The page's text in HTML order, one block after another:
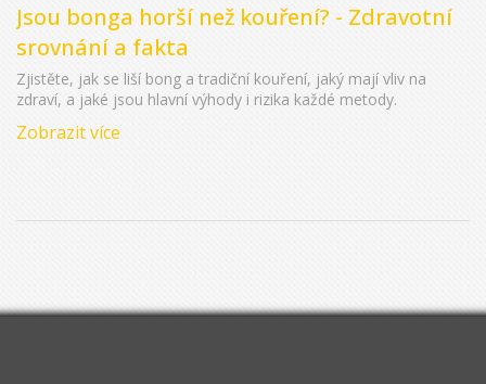
Jsou bonga horší než kouření? - Zdravotní
srovnání a fakta
Zjistěte, jak se liší bong a tradiční kouření, jaký mají vliv na
zdraví, a jaké jsou hlavní výhody i rizika každé metody.
Zobrazit více